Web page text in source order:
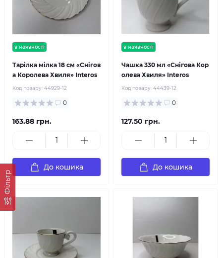
Фільтр
в наявності
Тарілка мілка 18 см «Снігов
а Королева Хвиля» Interos
Код товару: 44929-12
0
163.88 грн.
До кошика
в наявності
Чашка 330 мл «Снігова Кор
олева Хвиля» Interos
Код товару: 44439-12
0
127.50 грн.
До кошика